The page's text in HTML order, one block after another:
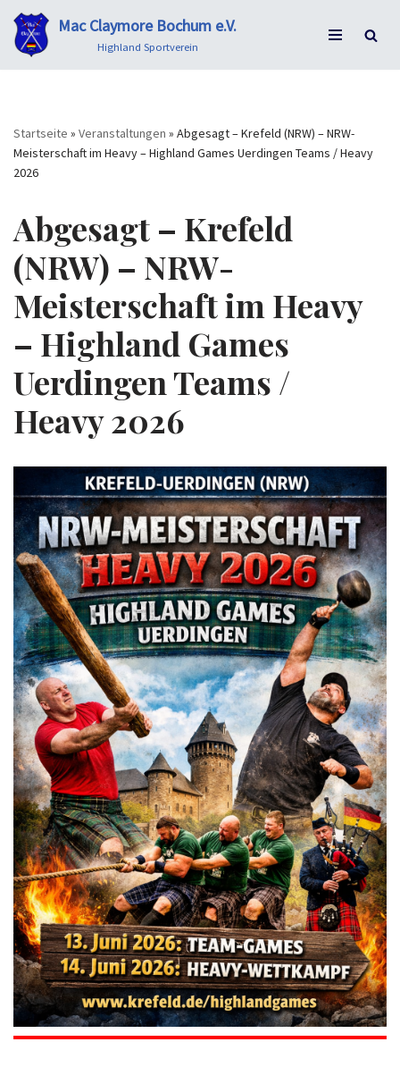
Zum
Inhalt
Mac Claymore Bochum e.V.
Highland Sportverein
Startseite » Veranstaltungen » Abgesagt – Krefeld (NRW) – NRW-
Meisterschaft im Heavy – Highland Games Uerdingen Teams / Heavy
2026
Abgesagt – Krefeld
(NRW) – NRW-
Meisterschaft im Heavy
– Highland Games
Uerdingen Teams /
Heavy 2026